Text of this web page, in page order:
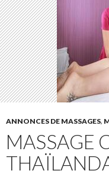
ANNONCES DE MASSAGES,
MASSAGE